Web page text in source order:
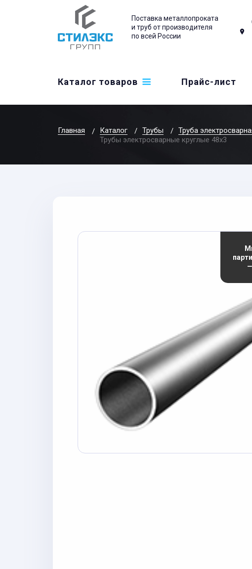
Поставка металлопроката
и труб от производителя
по всей России
Каталог товаров Прайс-лист
Главная Каталог Трубы Труба
Трубы электросварные круглые 48x3